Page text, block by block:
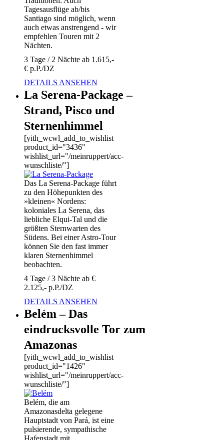
Tagesausflüge ab/bis
Santiago sind möglich, wenn
auch etwas anstrengend - wir
empfehlen Touren mit 2
Nächten.
3 Tage / 2 Nächte ab 1.615,-
€ p.P./DZ
DETAILS ANSEHEN
La Serena-Package –
Strand, Pisco und
Sternenhimmel
[yith_wcwl_add_to_wishlist
product_id="3436"
wishlist_url="/meinruppert/acc-
wunschliste/"]
Das La Serena-Package führt
zu den Höhepunkten des
»kleinen« Nordens:
koloniales La Serena, das
liebliche Elqui-Tal und die
größten Sternwarten des
Südens. Bei einer Astro-Tour
können Sie den fast immer
klaren Sternenhimmel
beobachten.
4 Tage / 3 Nächte ab €
2.125,- p.P./DZ
DETAILS ANSEHEN
Belém – Das
eindrucksvolle Tor zum
Amazonas
[yith_wcwl_add_to_wishlist
product_id="1426"
wishlist_url="/meinruppert/acc-
wunschliste/"]
Belém, die am
Amazonasdelta gelegene
Hauptstadt von Pará, ist eine
pulsierende, sympathische
Hafenstadt mit